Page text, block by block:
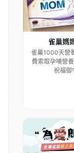
雀巢媽
雀巢1000天營
費索取孕哺營
祝福御